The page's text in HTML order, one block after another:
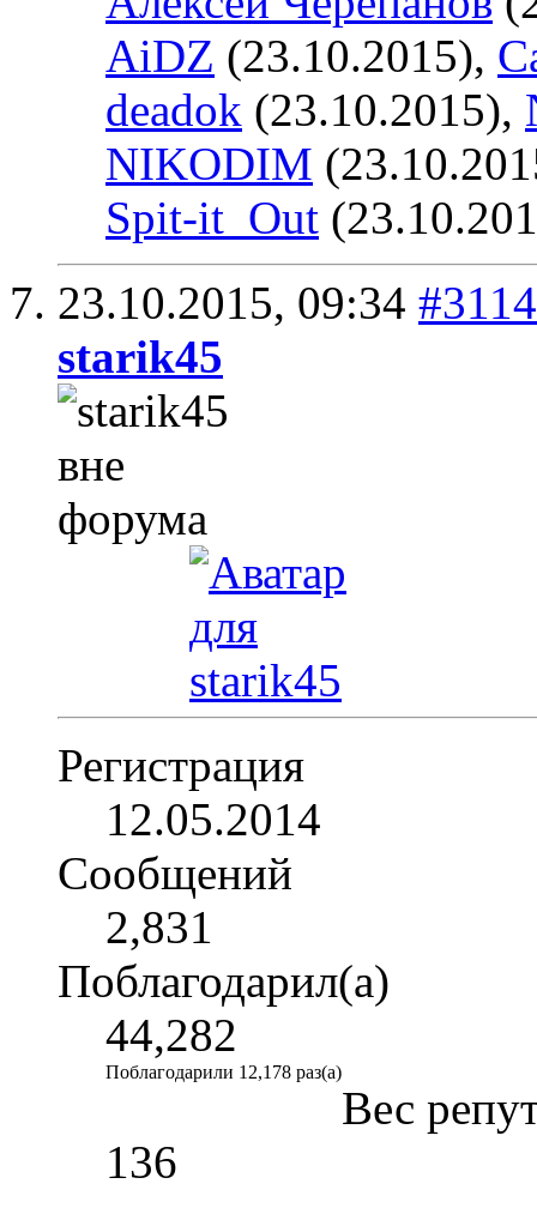
AiDZ (23.10.2015),
deadok (23.10.2015),
NIKODIM
Spit-it_Out
23.10.2015, 09:34 #3114
starik45
Регистрация
12.05.2014
Сообщений
2,831
Поблагодарил(а)
44,282
Поблагодарили 12,178 раз(а)
Вес
136